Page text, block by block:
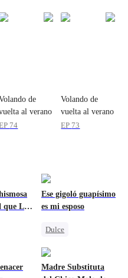
de
al verano
74
Volando de
vuelta al verano
atrapado
EP 73
que Lee
Ese gigoló guapísimo
es mi esposo
Dulce
Amnesia
Madre Substituta